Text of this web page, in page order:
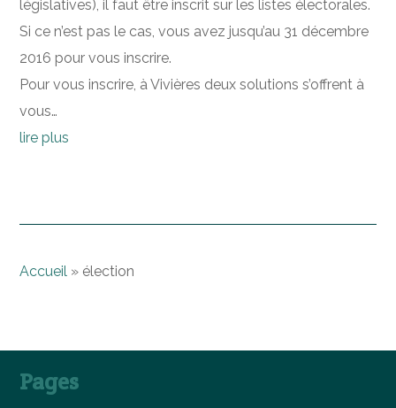
législatives), il faut être inscrit sur les listes électorales.
Si ce n’est pas le cas, vous avez jusqu’au 31 décembre
2016 pour vous inscrire.
Pour vous inscrire, à Vivières deux solutions s’offrent à
vous…
lire plus
Accueil » élection
Pages